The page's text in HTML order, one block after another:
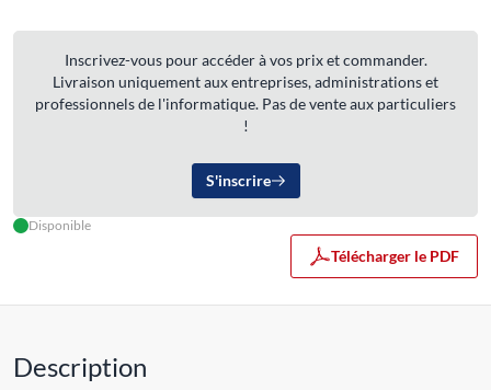
Inscrivez-vous pour accéder à vos prix et commander.
Livraison uniquement aux entreprises, administrations et
professionnels de l'informatique. Pas de vente aux particuliers
!
S'inscrire
Disponible
Télécharger le PDF
Description